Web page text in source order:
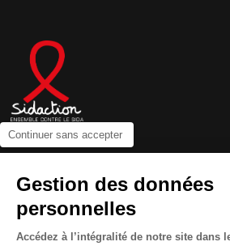
Continuer sans accepter
Gestion des données
personnelles
Accédez à l’intégralité de notre site dans
Newsletter
Nous suivre sur les réseaux :